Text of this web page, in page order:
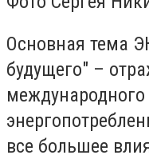
Основная тема
будущего" –
все большее